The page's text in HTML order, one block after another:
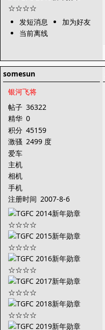
发短消息
加为好友
当前离线
somesun
银河飞将
帖子 36322
精华 0
积分 45159
激骚 2499 度
爱车
主机
相机
手机
注册时间 2007-8-6